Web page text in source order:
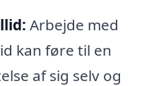
Arbejde med
kan føre til en
af sig selv og